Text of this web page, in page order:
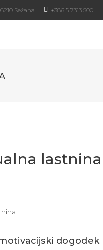
Sežana +386 5 7313 500
lastnina